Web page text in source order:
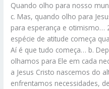
Quando olho para nosso
c. Mas, quando olho para
para esperança e otimismo…
espécie de atitude começa
Aí é que tudo começa… b.
olhamos para Ele em cada
a Jesus Cristo nascemos do
enfrentamos necessidades,